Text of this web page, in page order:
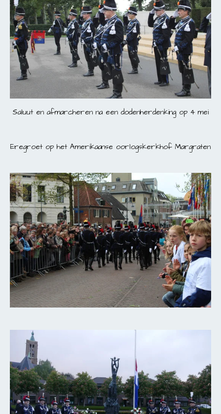
Saluut en afmarcheren na een dodenherdenking op 4 mei
Eregroet op het Amerikaanse oorlogskerkhof Margraten